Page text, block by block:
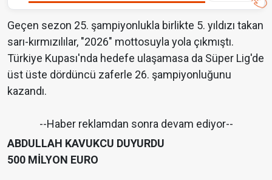
Geçen sezon 25. şampiyonlukla birlikte 5. yıldızı takan
sarı-kırmızılılar, "2026" mottosuyla yola çıkmıştı.
Türkiye Kupası'nda hedefe ulaşamasa da Süper Lig'de
üst üste dördüncü zaferle 26. şampiyonluğunu
kazandı.
--Haber reklamdan sonra devam ediyor--
ABDULLAH KAVUKCU DUYURDU
500 MİLYON EURO